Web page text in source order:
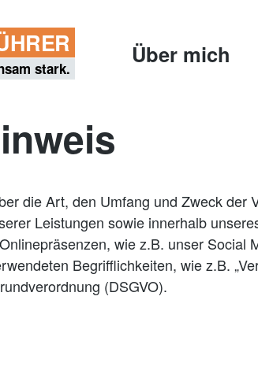
stark. Über mich
die Art, den Umfang und Zweck
Leistungen sowie innerhalb
wie z.B. unser
Begrifflichkeiten, wie z.B.
(DSGVO).